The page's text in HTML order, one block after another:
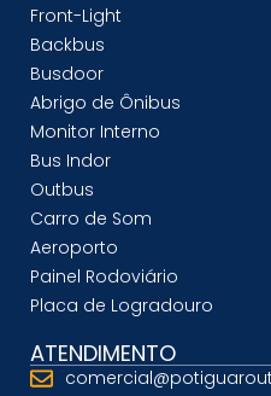
Front-Light
Backbus
Busdoor
Abrigo de Ônibus
Monitor Interno
Bus Indor
Outbus
Carro de Som
Aeroporto
Painel Rodoviário
Placa de Logradouro
ATENDIMENTO